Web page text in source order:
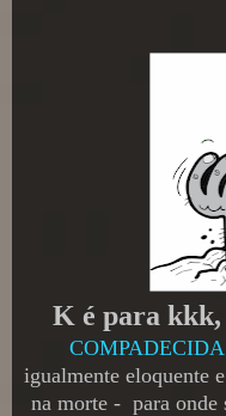
K é para kkk,
COMPADECIDA
igualmente eloquente
na morte - para onde